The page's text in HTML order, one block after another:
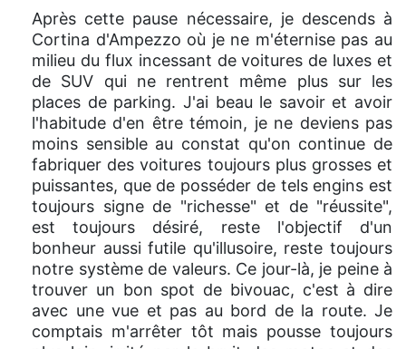
Après cette pause nécessaire, je descends à
Cortina d'Ampezzo où je ne m'éternise pas au
milieu du flux incessant de voitures de luxes et
de SUV qui ne rentrent même plus sur les
places de parking. J'ai beau le savoir et avoir
l'habitude d'en être témoin, je ne deviens pas
moins sensible au constat qu'on continue de
fabriquer des voitures toujours plus grosses et
puissantes, que de posséder de tels engins est
toujours signe de "richesse" et de "réussite",
est toujours désiré, reste l'objectif d'un
bonheur aussi futile qu'illusoire, reste toujours
notre système de valeurs. Ce jour-là, je peine à
trouver un bon spot de bivouac, c'est à dire
avec une vue et pas au bord de la route. Je
comptais m'arrêter tôt mais pousse toujours